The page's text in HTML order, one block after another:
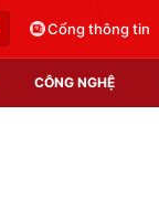
Cổng thông tin
CÔNG NGHỆ